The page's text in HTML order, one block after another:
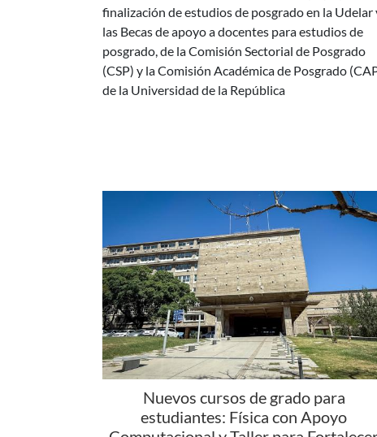
posgrado, de la Comisión Sectorial de Posgrado
(CSP) y la Comisión Académica de Posgrado (CAP)
de la Universidad de la República
Nuevos cursos de grado para
estudiantes: Física con Apoyo
Computacional y Taller para Fortalecer
Habilidades Blandas